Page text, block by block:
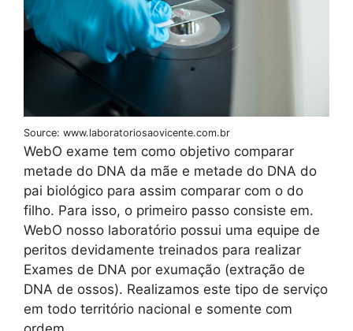
Source: www.laboratoriosaovicente.com.br
WebO exame tem como objetivo comparar
metade do DNA da mãe e metade do DNA do
pai biológico para assim comparar com o do
filho. Para isso, o primeiro passo consiste em.
WebO nosso laboratório possui uma equipe de
peritos devidamente treinados para realizar
Exames de DNA por exumação (extração de
DNA de ossos). Realizamos este tipo de serviço
em todo território nacional e somente com